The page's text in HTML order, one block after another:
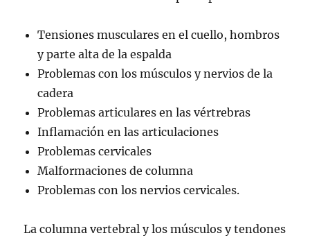
Tensiones musculares en el cuello, hombros
y parte alta de la espalda
Problemas con los músculos y nervios de la
cadera
Problemas articulares en las vértrebras
Inflamación en las articulaciones
Problemas cervicales
Malformaciones de columna
Problemas con los nervios cervicales.
La columna vertebral y los músculos y tendones